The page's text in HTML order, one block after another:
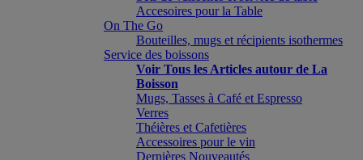
Accesoires pour la Table
On The Go
Bouteilles, mugs et récipients isothermes
Service des boissons
Voir Tous les Articles autour de La
Boisson
Mugs, Tasses à Café et Espresso
Verres
Théières et Cafetières
Accessoires pour le vin
Dernières Nouveautés